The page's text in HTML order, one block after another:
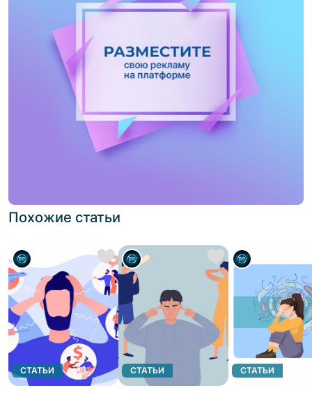
Похожие статьи
СТАТЬИ СТАТЬИ СТАТЬИ